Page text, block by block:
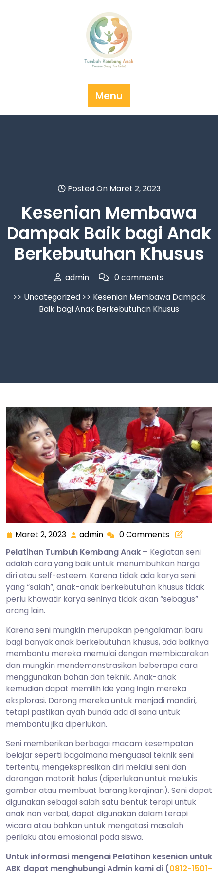
Menu
Posted On Maret 2, 2023
Kesenian Membawa
Dampak Baik bagi Anak
Berkebutuhan Khusus
admin
0 comments
>> Uncategorized>> Kesenian Membawa Dampak
Baik bagi Anak Berkebutuhan Khusus
Maret 2, 2023 Maret
2023
admin admin0 Comments
Pelatihan Tumbuh Kembang Anak – Kegiatan seni
adalah cara yang baik untuk menumbuhkan harga
diri atau self-esteem. Karena tidak ada karya seni
yang “salah”, anak-anak berkebutuhan khusus tidak
perlu khawatir karya seninya tidak akan “sebagus”
orang lain.
Karena seni mungkin merupakan pengalaman baru
bagi banyak anak berkebutuhan khusus, ada baiknya
membantu mereka memulai dengan membicarakan
dan mungkin mendemonstrasikan beberapa cara
menggunakan bahan dan teknik. Anak-anak
kemudian dapat memilih ide yang ingin mereka
eksplorasi. Dorong mereka untuk menjadi mandiri,
tetapi pastikan ayah bunda ada di sana untuk
membantu jika diperlukan.
Seni memberikan berbagai macam kesempatan
belajar seperti bagaimana menguasai teknik seni
tertentu, mengekspresikan diri melalui seni dan
dorongan motorik halus (diperlukan untuk melukis
gambar atau membuat barang kerajinan). Seni dapat
digunakan sebagai salah satu bentuk terapi untuk
anak non verbal, dapat digunakan dalam terapi
wicara atau bahkan untuk mengatasi masalah
perilaku atau emosional pada siswa.
Untuk informasi mengenai Pelatihan kesenian untuk
ABK dapat menghubungi Admin kami di (0812-1501-